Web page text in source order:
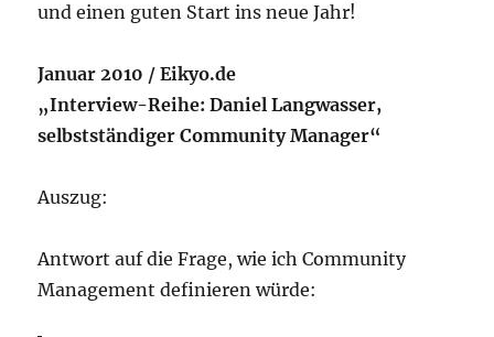
und einen guten Start ins neue Jahr!
Januar 2010 / Eikyo.de
„Interview-Reihe: Daniel Langwasser,
selbstständiger Community Manager“
Auszug:
Antwort auf die Frage, wie ich Community
Management definieren würde: